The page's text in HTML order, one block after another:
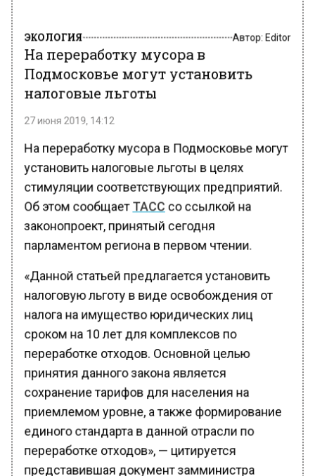
ЭКОЛОГИЯ
На переработку мусора в
Подмосковье могут установить
налоговые льготы
27 июня 2019, 14:12
На переработку мусора в Подмосковье могут
установить налоговые льготы в целях
стимуляции соответствующих предприятий.
Об этом сообщаетТАСС со ссылкой на
законопроект, принятый сегодня
парламентом региона в первом чтении.
«Данной статьей предлагается установить
налоговую льготу в виде освобождения от
налога на имущество юридических лиц
сроком на 10 лет для комплексов по
переработке отходов. Основной целью
принятия данного закона является
сохранение тарифов для населения на
приемлемом уровне, а также формирование
единого стандарта в данной отрасли по
переработке отходов», — цитируется
представившая документ замминистра